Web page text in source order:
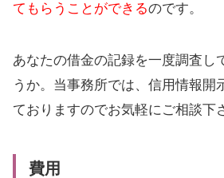
てもらうことができるのです。
あなたの借金の記録を一度調査し
うか。当事務所では、信用情報開
ておりますのでお気軽にご相談下
費用